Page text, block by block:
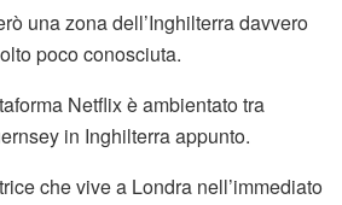
una zona dell’Inghilterra davvero
poco conosciuta.
Netflix è ambientato tra
in Inghilterra appunto.
che vive a Londra nell’immediato